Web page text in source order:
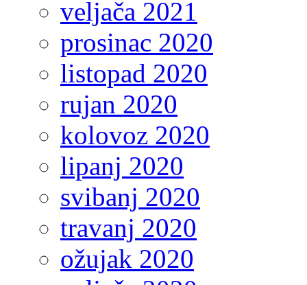
veljača 2021
prosinac 2020
listopad 2020
rujan 2020
kolovoz 2020
lipanj 2020
svibanj 2020
travanj 2020
ožujak 2020